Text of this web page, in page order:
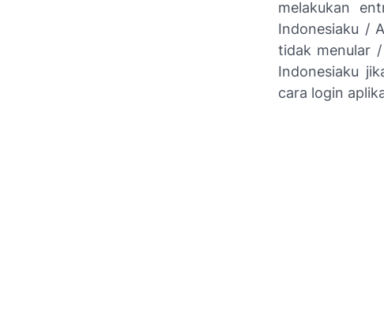
melakukan
Indonesiaku /
tidak menular /
Indonesiaku
cara login